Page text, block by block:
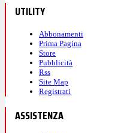
UTILITY
Abbonamenti
Prima Pagina
Store
Pubblicità
Rss
Site Map
Registrati
ASSISTENZA